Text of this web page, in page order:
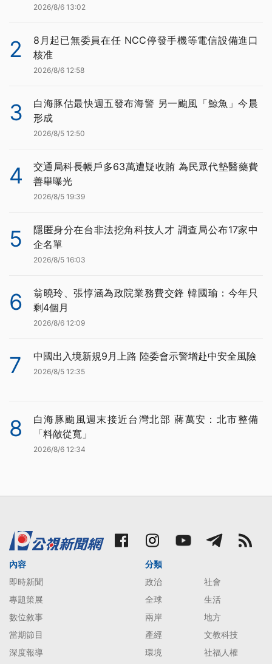
2026/8/6 13:02
2
8月起已無委員在任 NCC停發手機等電信設備進口
核准
2026/8/6 12:58
3
白海豚估最快週五發布海警 另一颱風「鯨魚」今晨
形成
2026/8/5 12:50
4
交通局科長帳戶多63萬遭疑收賄 為民眾代墊醫藥費
善舉曝光
2026/8/5 19:39
5
隱匿身分在台非法挖角科技人才 調查局公布17家中
企名單
2026/8/5 16:03
6
翁曉玲、張惇涵為政院業務費交鋒 韓國瑜：今年只
剩4個月
2026/8/6 12:09
7 中國出入境新規9月上路 陸委會示警增赴中安全風險
2026/8/5 12:35
8
白海豚颱風週末接近台灣北部 蔣萬安：北市整備
「料敵從寬」
2026/8/6 12:34
內容
即時新聞
專題策展
數位敘事
當期節目
深度報導
分類
政治
社會
全球
生活
兩岸
地方
產經
文教科技
環境
社福人權